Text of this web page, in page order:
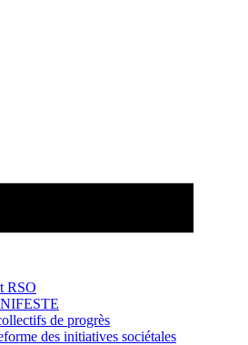
RSO
de progrès
des initiatives sociétales